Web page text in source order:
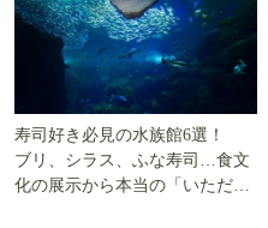
寿司好き必見の水族館6選！
ブリ、シラス、ふな寿司…食文
化の展示から本当の「いただき